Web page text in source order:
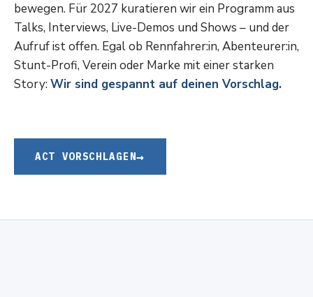
bewegen. Für 2027 kuratieren wir ein Programm aus
Talks, Interviews, Live-Demos und Shows – und der
Aufruf ist offen. Egal ob Rennfahrer:in, Abenteurer:in,
Stunt-Profi, Verein oder Marke mit einer starken
Story:Wir sind gespannt auf deinen Vorschlag.
ACT VORSCHLAGEN